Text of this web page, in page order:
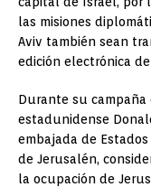
las misiones
Aviv también sean
edición electrónica
Durante su
estadunidense
embajada de
de Jerusalén,
la ocupación de